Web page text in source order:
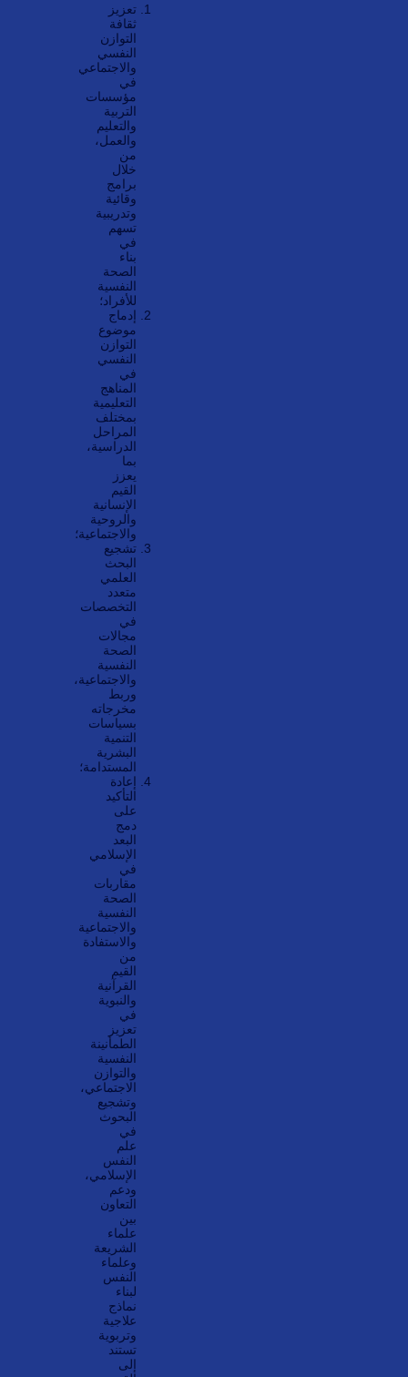
تعزيز
ثقافة
التوازن
النفسي
والاجتماعي
في
مؤسسات
التربية
والتعليم
والعمل،
من
خلال
برامج
وقائية
وتدريبية
تسهم
في
بناء
الصحة
النفسية
للأفراد؛
إدماج
موضوع
التوازن
النفسي
في
المناهج
التعليمية
بمختلف
المراحل
الدراسية،
بما
يعزز
القيم
الإنسانية
والروحية
والاجتماعية؛
تشجيع
البحث
العلمي
متعدد
التخصصات
في
مجالات
الصحة
النفسية
والاجتماعية،
وربط
مخرجاته
بسياسات
التنمية
البشرية
المستدامة؛
إعادة
التأكيد
على
دمج
البعد
الإسلامي
في
مقاربات
الصحة
النفسية
والاجتماعية
والاستفادة
من
القيم
القرآنية
والنبوية
في
تعزيز
الطمأنينة
النفسية
والتوازن
الاجتماعي،
وتشجيع
البحوث
في
علم
النفس
الإسلامي،
ودعم
التعاون
بين
علماء
الشريعة
وعلماء
النفس
لبناء
نماذج
علاجية
وتربوية
تستند
إلى